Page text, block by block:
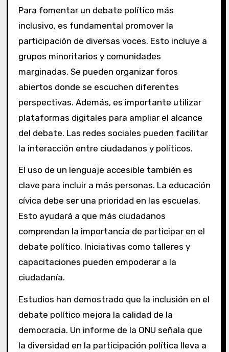
Para fomentar un debate político más
inclusivo, es fundamental promover la
participación de diversas voces. Esto incluye a
grupos minoritarios y comunidades
marginadas. Se pueden organizar foros
abiertos donde se escuchen diferentes
perspectivas. Además, es importante utilizar
plataformas digitales para ampliar el alcance
del debate. Las redes sociales pueden facilitar
la interacción entre ciudadanos y políticos.
El uso de un lenguaje accesible también es
clave para incluir a más personas. La educación
cívica debe ser una prioridad en las escuelas.
Esto ayudará a que más ciudadanos
comprendan la importancia de participar en el
debate político. Iniciativas como talleres y
capacitaciones pueden empoderar a la
ciudadanía.
Estudios han demostrado que la inclusión en el
debate político mejora la calidad de la
democracia. Un informe de la ONU señala que
la diversidad en la participación política lleva a